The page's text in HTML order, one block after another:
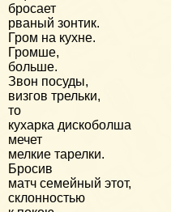
бросает
рваный зонтик.
Гром на кухне.
Громше,
больше.
Звон посуды,
визгов трельки,
то
кухарка дискоболша
мечет
мелкие тарелки.
Бросив
матч семейный этот,
склонностью